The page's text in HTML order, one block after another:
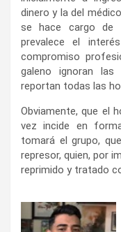
dinero y la del
se hace cargo de
prevalece el
compromiso
galeno ignoran
reportan todas las
Obviamente, que el
vez incide en
tomará el grupo,
represor, quien, por
reprimido y tratado